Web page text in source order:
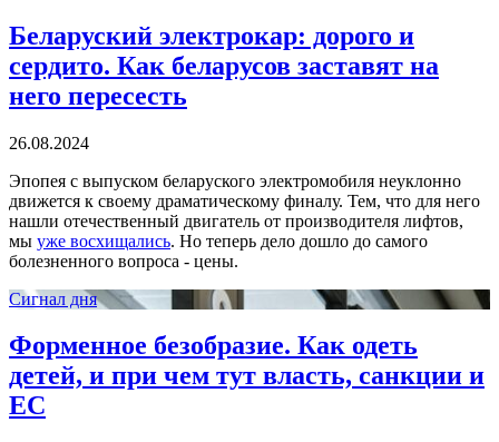
Беларуский электрокар: дорого и
сердито. Как беларусов заставят на
него пересесть
26.08.2024
Эпопея с выпуском беларуского электромобиля неуклонно
движется к своему драматическому финалу. Тем, что для него
нашли отечественный двигатель от производителя лифтов,
мы уже восхищались. Но теперь дело дошло до самого
болезненного вопроса - цены.
Сигнал дня
Форменное безобразие. Как одеть
детей, и при чем тут власть, санкции и
ЕС